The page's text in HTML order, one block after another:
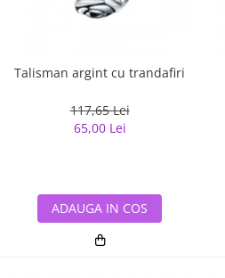
Talisman argint cu trandafiri
117,65 Lei
65,00 Lei
ADAUGA IN COS